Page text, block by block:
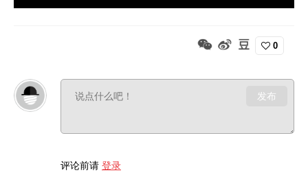
0
发布
评论前请 登录